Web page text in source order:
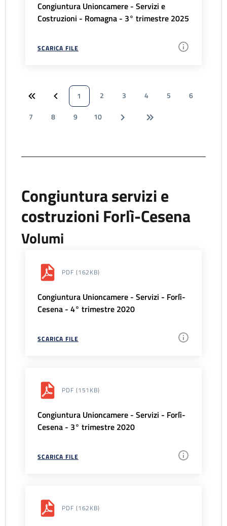
Congiuntura Unioncamere - Servizi e
Costruzioni - Romagna - 3° trimestre 2025
SCARICA FILE
1 2 3 4 5
6
7
8 9 10
Congiuntura servizi e
costruzioni Forlì-Cesena
Volumi
PDF (162KB)
Congiuntura Unioncamere - Servizi - Forlì-
Cesena - 4° trimestre 2020
SCARICA FILE
PDF (151KB)
Congiuntura Unioncamere - Servizi - Forlì-
Cesena - 3° trimestre 2020
SCARICA FILE
PDF (162KB)